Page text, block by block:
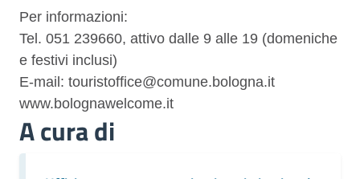
Per informazioni:
Tel. 051 239660, attivo dalle 9 alle 19 (domeniche
e festivi inclusi)
E-mail: touristoffice@comune.bologna.it
www.bolognawelcome.it
A cura di